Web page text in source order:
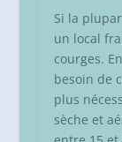
Si la
un local
courges.
besoin de
plus
sèche et